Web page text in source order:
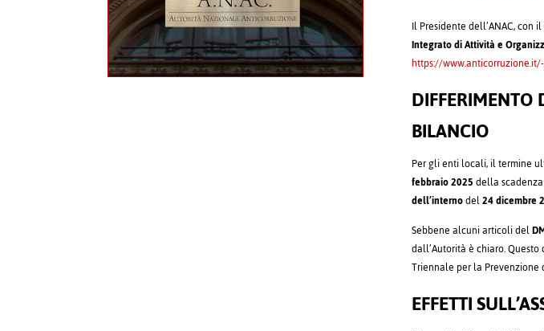
Il Presidente dell’ANAC, con il
Integrato di Attività e
https://
DIFFERIMENTO
BILANCIO
Per gli enti locali, il termine
febbraio 2025della
dell’internodel24 dicembre
Sebbene alcuni articoli del
dall’Autorità è chiaro.
Triennale per la
EFFETTI